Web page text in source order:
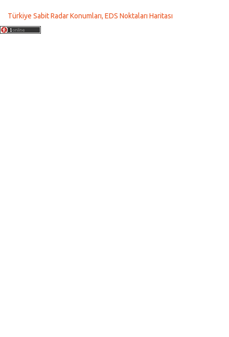
Türkiye Sabit Radar Konumları, EDS Noktaları Haritası